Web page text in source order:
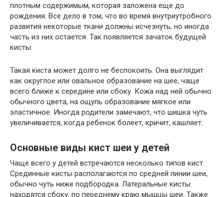
плотным содержимым, которая заложена еще до
рождения. Все дело в том, что во время внутриутробного
развития некоторые ткани должны исчезнуть, но иногда
часть из них остается. Так появляется зачаток будущей
кисты.
Такая киста может долго не беспокоить. Она выглядит
как округлое или овальное образование на шее, чаще
всего ближе к середине или сбоку. Кожа над ней обычно
обычного цвета, на ощупь образование мягкое или
эластичное. Иногда родители замечают, что шишка чуть
увеличивается, когда ребенок болеет, кричит, кашляет.
Основные виды кист шеи у детей
Чаще всего у детей встречаются несколько типов кист.
Срединные кисты располагаются по средней линии шеи,
обычно чуть ниже подбородка. Латеральные кисты
находятся сбоку, по переднему краю мышцы шеи. Также